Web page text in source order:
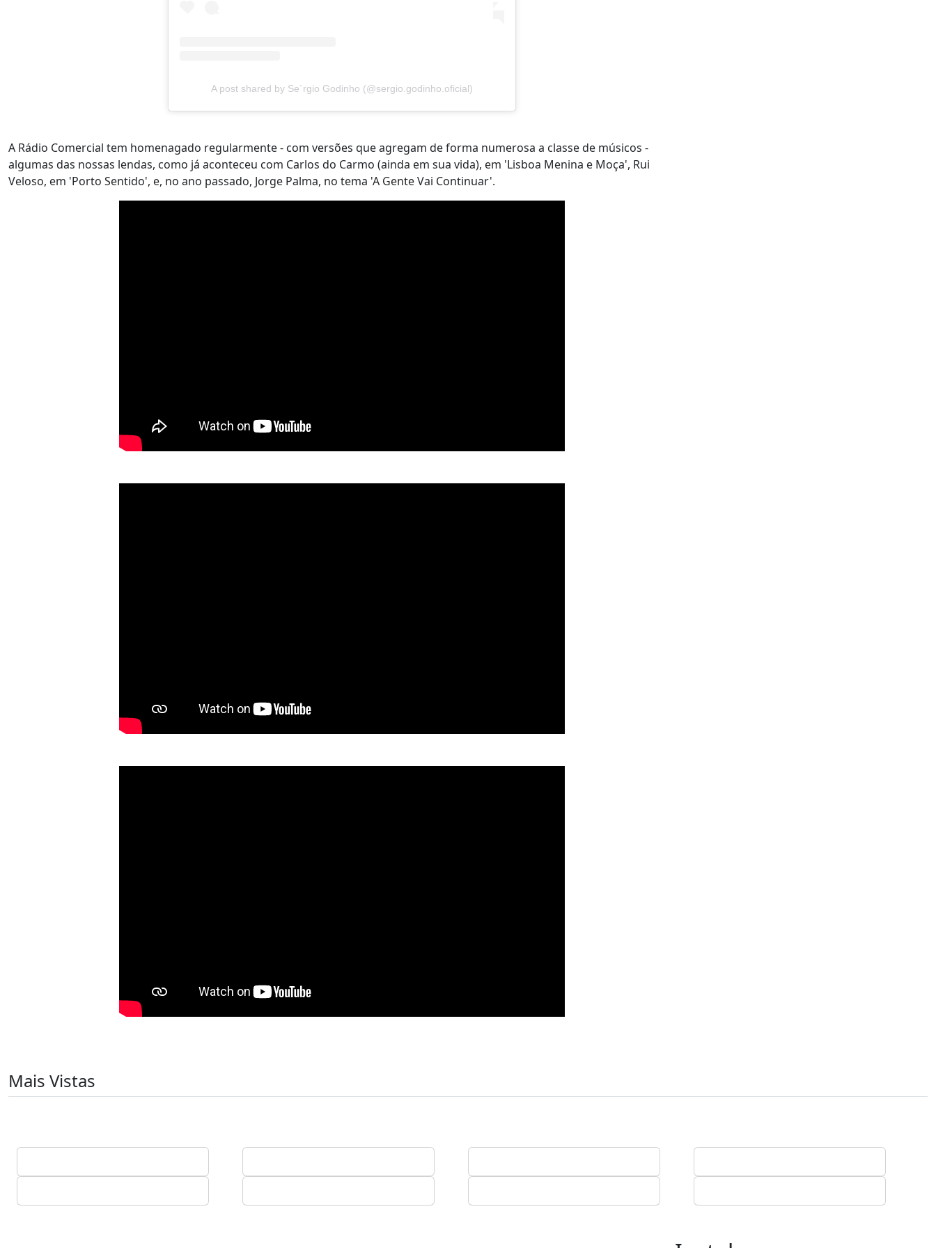
A post shared by Se´rgio Godinho (@sergio.godinho.oficial)
A Rádio Comercial tem homenagado regularmente - com versões que agregam de forma numerosa a classe de músicos -
algumas das nossas lendas, como já aconteceu com Carlos do Carmo (ainda em sua vida), em 'Lisboa Menina e Moça', Rui
Veloso, em 'Porto Sentido', e, no ano passado, Jorge Palma, no tema 'A Gente Vai Continuar'.
Mais Vistas